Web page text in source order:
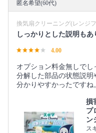
匿名希望(60代)
換気扇クリーニング(レンジ
しっかりとした説明も
4.00
オプション料金無しでし
分解した部品の状態説明
分かりやすかったですね
損
プ
ン
ス